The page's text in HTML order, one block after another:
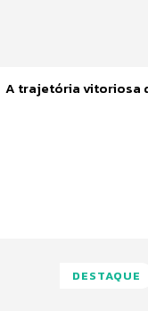
A trajetória vitoriosa
DESTAQUE